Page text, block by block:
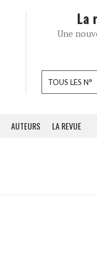
La
Une
TOUS LES N°
AUTEURS LA REVUE